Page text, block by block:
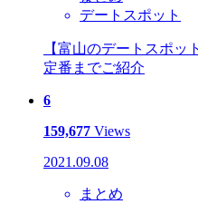
デートスポット
【富山のデートスポッ
定番までご紹介
6
159,677 Views
2021.09.08
まとめ